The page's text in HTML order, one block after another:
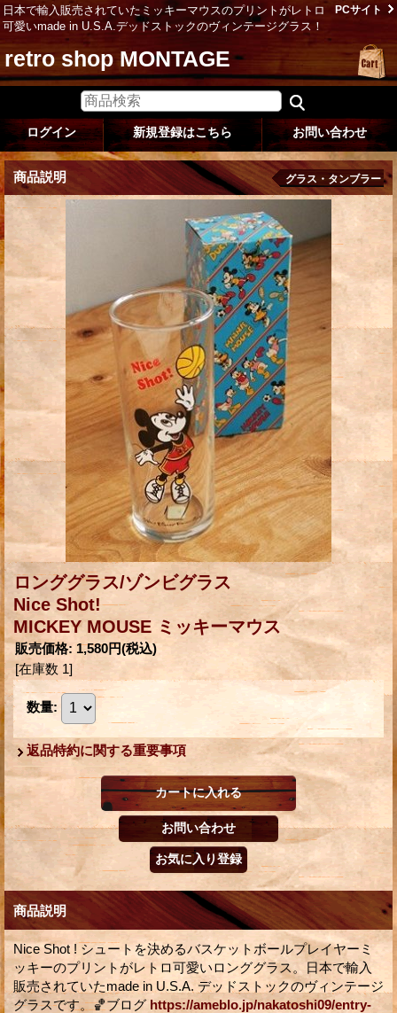
日本で輸入販売されていたミッキーマウスのプリントがレトロ
可愛いmade in U.S.A.デッドストックのヴィンテージグラス！
PCサイト
retro shop MONTAGE
ログイン 新規登録はこちら お問い合わせ
商品説明 グラス・タンブラー
ロンググラス/ゾンビグラス
Nice Shot!
MICKEY MOUSE ミッキーマウス
販売価格: 1,580円(税込)
[在庫数 1]
数量:
返品特約に関する重要事項
商品説明
Nice Shot ! シュートを決めるバスケットボールプレイヤーミ
ッキーのプリントがレトロ可愛いロンググラス。日本で輸入
販売されていたmade in U.S.A. デッドストックのヴィンテージ
グラスです。🏀ブログ https://ameblo.jp/nakatoshi09/entry-